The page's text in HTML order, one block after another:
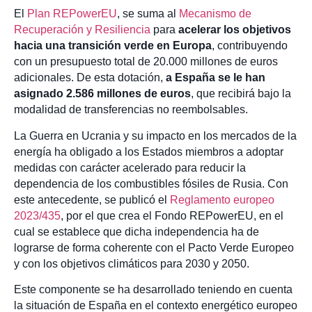
El Plan REPowerEU, se suma al
Mecanismo de
Recuperación y Resiliencia para acelerar los objetivos
hacia una transición verde en Europa, contribuyendo
con un presupuesto total de 20.000 millones de euros
adicionales. De esta dotación, a España se le han
asignado 2.586 millones de euros, que recibirá bajo la
modalidad de transferencias no reembolsables.
La Guerra en Ucrania y su impacto en los mercados de la
energía ha obligado a los Estados miembros a adoptar
medidas con carácter acelerado para reducir la
dependencia de los combustibles fósiles de Rusia. Con
este antecedente, se publicó el Reglamento europeo
2023/435, por el que crea el Fondo REPowerEU, en el
cual se establece que dicha independencia ha de
lograrse de forma coherente con el Pacto Verde Europeo
y con los objetivos climáticos para 2030 y 2050.
Este componente se ha desarrollado teniendo en cuenta
la situación de España en el contexto energético europeo